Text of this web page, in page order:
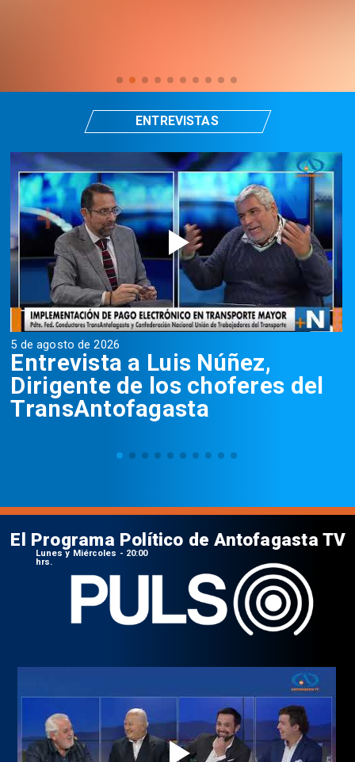
5 de agosto de 2026
Entrevista a Luis Núñez,
Dirigente de los choferes del
TransAntofagasta
ENTREVISTAS
El Programa Político de Antofagasta TV
Lunes y Miércoles - 20:00
hrs.